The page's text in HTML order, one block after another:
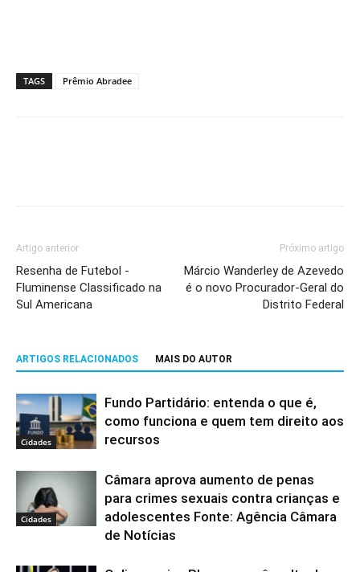
TAGS Prêmio Abradee
Artigo anterior
Resenha de Futebol -
Fluminense Classificado na
Sul Americana
Próximo artigo
Márcio Wanderley de Azevedo
é o novo Procurador-Geral do
Distrito Federal
ARTIGOS RELACIONADOS MAIS DO AUTOR
Cidades
Fundo Partidário: entenda o que é,
como funciona e quem tem direito aos
recursos
Cidades
Câmara aprova aumento de penas
para crimes sexuais contra crianças e
adolescentes Fonte: Agência Câmara
de Notícias